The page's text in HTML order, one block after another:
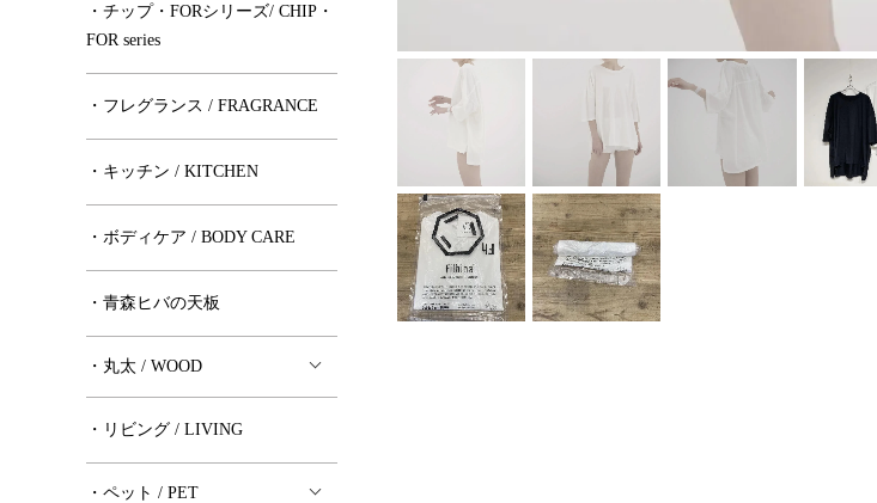
・チップ・FORシリーズ/ CHIP・
FOR series
・フレグランス / FRAGRANCE
・キッチン / KITCHEN
・ボディケア / BODY CARE
・青森ヒバの天板
・丸太 / WOOD
・リビング / LIVING
・ペット / PET